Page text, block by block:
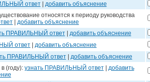
ответ| добавить объяснение
относятся к периоду руководства
добавить объяснение
ПРАВИЛЬНЫЙ ответ| добавить объяснение
ответ
добавить объяснение
ПРАВИЛЬНЫЙ ответ| добавить объяснение
(году): узнать ПРАВИЛЬНЫЙ ответ| добавить